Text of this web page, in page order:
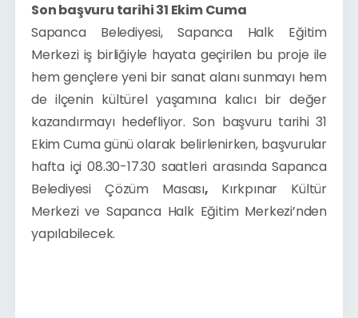
Son başvuru tarihi 31 Ekim Cuma
Sapanca Belediyesi, Sapanca Halk Eğitim
Merkezi iş birliğiyle hayata geçirilen bu proje ile
hem gençlere yeni bir sanat alanı sunmayı hem
de ilçenin kültürel yaşamına kalıcı bir değer
kazandırmayı hedefliyor. Son başvuru tarihi 31
Ekim Cuma günü olarak belirlenirken, başvurular
hafta içi 08.30-17.30 saatleri arasında Sapanca
Belediyesi Çözüm Masası, Kırkpınar Kültür
Merkezi ve Sapanca Halk Eğitim Merkezi’nden
yapılabilecek.